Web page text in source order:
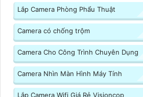
Lắp Camera Phòng Phẩu Thuật
Camera có chống trộm
Camera Cho Công Trình Chuyên Dụng
Camera Nhìn Màn Hình Máy Tính
Lắp Camera Wifi Giá Rẻ Visioncop